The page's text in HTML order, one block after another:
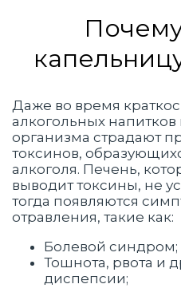
Даже во время
алкогольных
организма страдают
токсинов,
алкоголя. Печень,
выводит токсины, не
тогда появляются
отравления, такие как:
Болевой синдром;
Тошнота, рвота и
диспепсии;